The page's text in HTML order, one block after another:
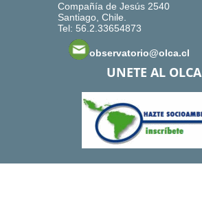
Compañía de Jesús 2540
Santiago, Chile.
Tel: 56.2.33654873
observatorio@olca.cl
UNETE AL OLCA